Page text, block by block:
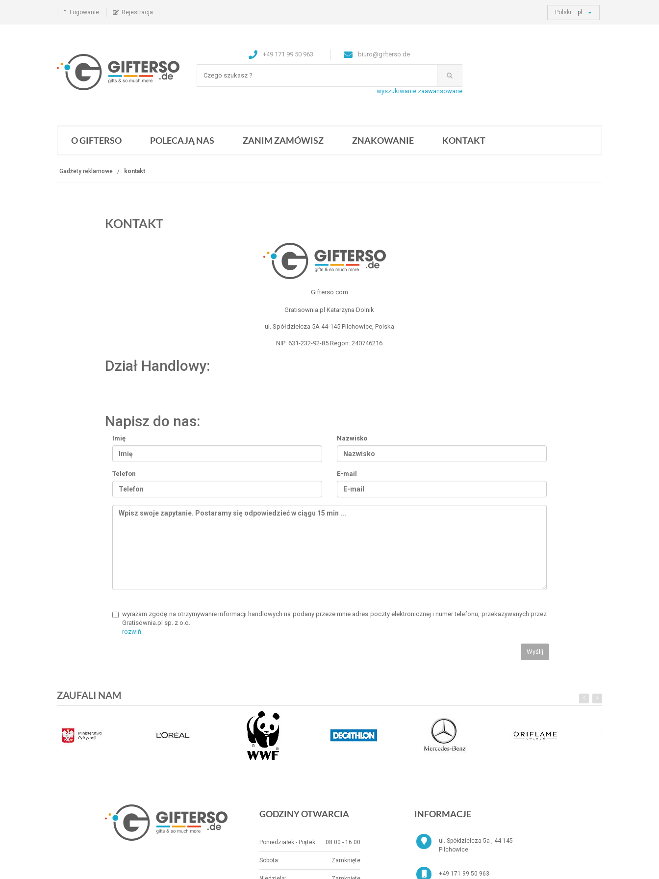
Logowanie Rejestracja Polski : pl
+49 171 99 50 963 biuro@gifterso.de
wyszukiwanie zaawansowane
O GIFTERSO POLECAJĄ NAS ZANIM ZAMÓWISZ ZNAKOWANIE KONTAKT
Gadżety reklamowe kontakt
KONTAKT
Gifterso.com
Gratisownia.pl Katarzyna Dolnik
ul. Spółdzielcza 5A 44-145 Pilchowice, Polska
NIP: 631-232-92-85 Regon: 240746216
Dział Handlowy:
Napisz do nas:
Imię Nazwisko
Telefon E-mail
wyrażam zgodę na otrzymywanie informacji handlowych na podany przeze mnie adres poczty elektronicznej i numer telefonu, przekazywanych przez
Gratisownia.pl sp. z o.o.
rozwiń
Wyślij
ZAUFALI NAM
GODZINY OTWARCIA
Poniedziałek - Piątek: 08.00 - 16.00
Sobota: Zamknięte
INFORMACJE
ul. Spółdzielcza 5a , 44-145
Pilchowice
+49 171 99 50 963